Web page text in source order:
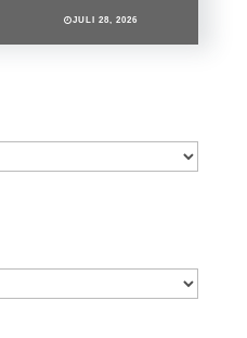
JULI 28, 2026